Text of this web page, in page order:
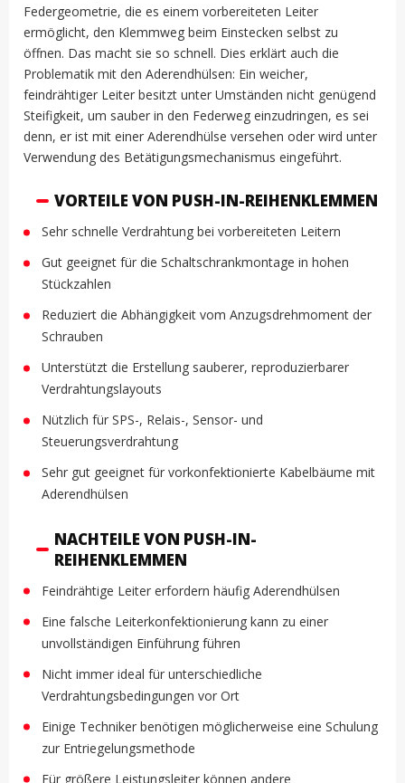
Federgeometrie, die es einem vorbereiteten Leiter
ermöglicht, den Klemmweg beim Einstecken selbst zu
öffnen. Das macht sie so schnell. Dies erklärt auch die
Problematik mit den Aderendhülsen: Ein weicher,
feindrähtiger Leiter besitzt unter Umständen nicht genügend
Steifigkeit, um sauber in den Federweg einzudringen, es sei
denn, er ist mit einer Aderendhülse versehen oder wird unter
Verwendung des Betätigungsmechanismus eingeführt.
VORTEILE VON PUSH-IN-REIHENKLEMMEN
Sehr schnelle Verdrahtung bei vorbereiteten Leitern
Gut geeignet für die Schaltschrankmontage in hohen
Stückzahlen
Reduziert die Abhängigkeit vom Anzugsdrehmoment der
Schrauben
Unterstützt die Erstellung sauberer, reproduzierbarer
Verdrahtungslayouts
Nützlich für SPS-, Relais-, Sensor- und
Steuerungsverdrahtung
Sehr gut geeignet für vorkonfektionierte Kabelbäume mit
Aderendhülsen
NACHTEILE VON PUSH-IN-
REIHENKLEMMEN
Feindrähtige Leiter erfordern häufig Aderendhülsen
Eine falsche Leiterkonfektionierung kann zu einer
unvollständigen Einführung führen
Nicht immer ideal für unterschiedliche
Verdrahtungsbedingungen vor Ort
Einige Techniker benötigen möglicherweise eine Schulung
zur Entriegelungsmethode
Für größere Leistungsleiter können andere